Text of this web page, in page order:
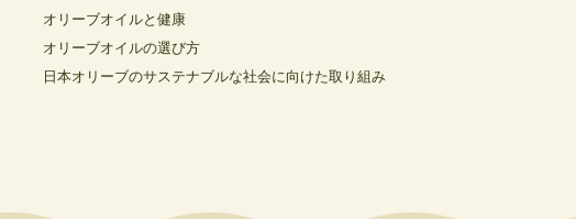
オリーブオイルと健康
オリーブオイルの選び方
日本オリーブのサステナブルな社会に向けた取り組み